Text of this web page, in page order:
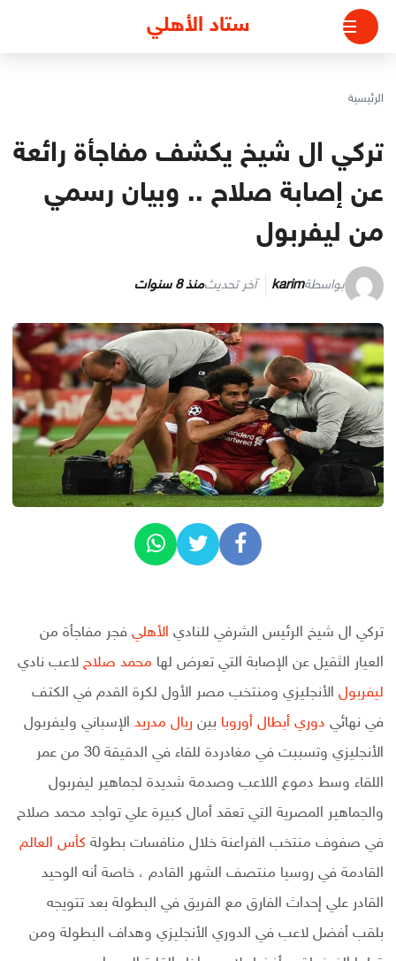
التجاوز
المحتوى
ستاد الأهلي
الرئيسية
تركي ال شيخ يكشف مفاجأة رائعة
عن إصابة صلاح .. وبيان رسمي
من ليفربول
بواسطةkarim آخر تحديثمنذ 8 سنوات
تركي ال شيخ الرئيس الشرفي للنادي الأهلي فجر مفاجأة من
العيار الثقيل عن الإصابة التي تعرض لها محمد صلاح لاعب نادي
ليفربول الأنجليزي ومنتخب مصر الأول لكرة القدم في الكتف
في نهائي دوري أبطال أوروبا بين ريال مدريد الإسباني وليفربول
الأنجليزي وتسببت في مغادردة للقاء في الدقيقة 30 من عمر
اللقاء وسط دموع اللاعب وصدمة شديدة لجماهير ليفربول
والجماهير المصرية التي تعقد أمال كبيرة علي تواجد محمد صلاح
في صفوف منتخب الفراعنة خلال منافسات بطولة كأس العالم
القادمة في روسيا منتصف الشهر القادم ، خاصة أنه الوحيد
القادر علي إحداث الفارق مع الفريق في البطولة بعد تتويجه
بلقب أفضل لاعب في الدوري الأنجليزي وهداف البطولة ومن